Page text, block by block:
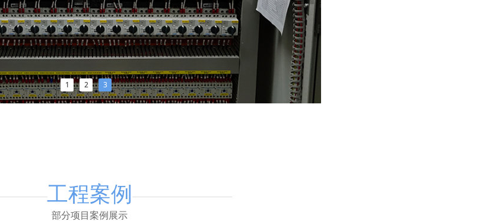
工程案例
部分项目案例展示
1 2 3